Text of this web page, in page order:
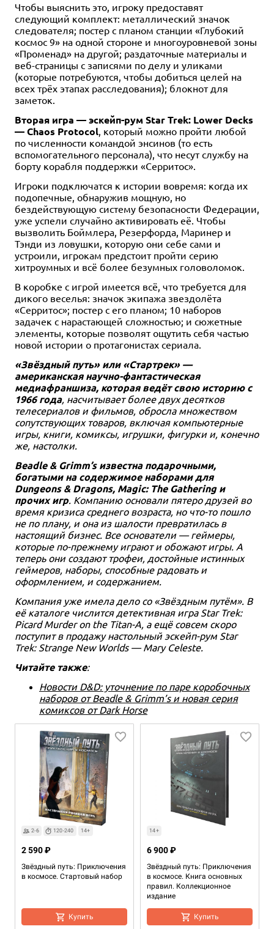
Чтобы выяснить это, игроку предоставят
следующий комплект: металлический значок
следователя; постер с планом станции «Глубокий
космос 9» на одной стороне и многоуровневой зоны
«Променад» на другой; раздаточные материалы и
веб-страницы с записями по делу и уликами
(которые потребуются, чтобы добиться целей на
всех трёх этапах расследования); блокнот для
заметок.
Вторая игра — эскейп-рум Star Trek: Lower Decks
— Chaos Protocol, который можно пройти любой
по численности командой энсинов (то есть
вспомогательного персонала), что несут службу на
борту корабля поддержки «Серритос».
Игроки подключатся к истории вовремя: когда их
подопечные, обнаружив мощную, но
бездействующую систему безопасности Федерации,
уже успели случайно активировать её. Чтобы
вызволить Боймлера, Резерфорда, Маринер и
Тэнди из ловушки, которую они себе сами и
устроили, игрокам предстоит пройти серию
хитроумных и всё более безумных головоломок.
В коробке с игрой имеется всё, что требуется для
дикого веселья: значок экипажа звездолёта
«Серритос»; постер с его планом; 10 наборов
задачек с нарастающей сложностью; и сюжетные
элементы, которые позволят ощутить себя частью
новой истории о протагонистах сериала.
«Звёздный путь» или «Стартрек» —
американская научно-фантастическая
медиафраншиза, которая ведёт свою историю с
1966 года, насчитывает более двух десятков
телесериалов и фильмов, обросла множеством
сопутствующих товаров, включая компьютерные
игры, книги, комиксы, игрушки, фигурки и, конечно
же, настолки.
Beadle & Grimm’s известна подарочными,
богатыми на содержимое наборами для
Dungeons & Dragons, Magic: The Gathering и
прочих игр. Компанию основали пятеро друзей во
время кризиса среднего возраста, но что-то пошло
не по плану, и она из шалости превратилась в
настоящий бизнес. Все основатели — геймеры,
которые по-прежнему играют и обожают игры. А
теперь они создают трофеи, достойные истинных
геймеров, наборы, способные радовать и
оформлением, и содержанием.
Компания уже имела дело со «Звёздным путём». В
её каталоге числится детективная игра Star Trek:
Picard Murder on the Titan-A, а ещё совсем скоро
поступит в продажу настольный эскейп-рум Star
Trek: Strange New Worlds — Mary Celeste.
Читайте также:
Новости D&D: уточнение по паре коробочных
наборов от Beadle & Grimm’s и новая серия
комиксов от Dark Horse
2-6 120-240 14+
Звёздный путь: Приключения
в космосе. Стартовый набор
2 590 ₽
Купить
14+
Звёздный путь: Приключения
в космосе. Книга основных
правил. Коллекционное
издание
6 900 ₽
Купить